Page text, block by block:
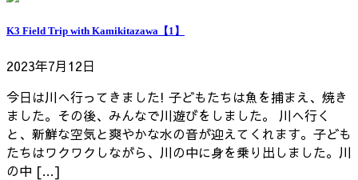
K3 Field Trip with Kamikitazawa【1】
2023年7月12日
今日は川へ行ってきました! 子どもたちは魚を捕まえ、焼き
ました。その後、みんなで川遊びをしました。 川へ行く
と、新鮮な空気と爽やかな水の音が迎えてくれます。子ども
たちはワクワクしながら、川の中に身を乗り出しました。川
の中 […]